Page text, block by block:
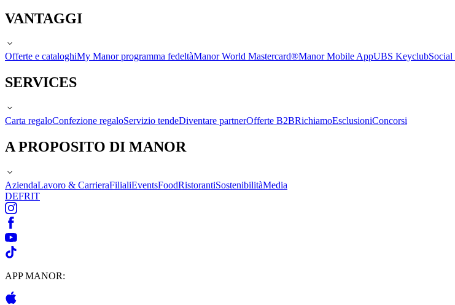
VANTAGGI
Offerte e cataloghiMy Manor programma fedeltàManor World Mastercard®Manor Mobile AppUBS Keyclub
SERVICES
Carta regaloConfezione regaloServizio tendeDiventare partnerOfferte B2BRichiamoEsclusioniConcorsi
A PROPOSITO DI MANOR
AziendaLavoro & CarrieraFilialiEventsFoodRistorantiSostenibilitàMedia
DEFRIT
APP MANOR: